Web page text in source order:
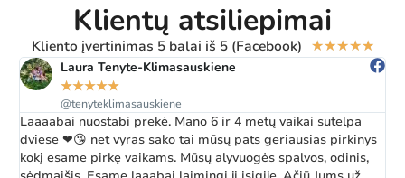
Klientų atsiliepimai
Kliento įvertinimas 5 balai iš 5 (Facebook) ★★★★★
Laura Tenyte-Klimasauskiene
★★★★★
@tenyteklimasauskiene
Laaaabai nuostabi prekė. Mano 6 ir 4 metų vaikai sutelpa
dviese ❤😘 net vyras sako tai mūsų pats geriausias pirkinys
kokį esame pirkę vaikams. Mūsų alyvuogės spalvos, odinis,